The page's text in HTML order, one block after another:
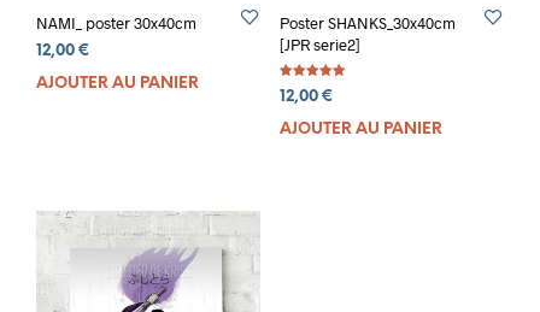
NAMI_ poster 30x40cm
12,00 €
AJOUTER AU PANIER
Poster SHANKS_30x40cm
[JPR serie2]
Note
5.00
12,00 €
AJOUTER AU PANIER